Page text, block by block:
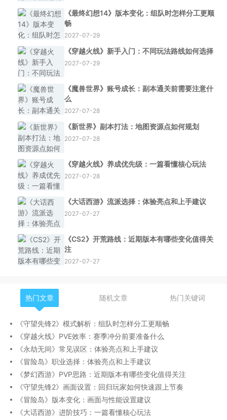
《最终幻想14》版本变化：组队时怎样分工更顺
畅
2027-07-29
《穿越火线》新手入门：不同玩法路线如何选择
2027-07-29
《魔兽世界》账号成长：副本通关前需要注意什
么
2027-07-28
《新世界》副本打法：地图资源点如何规划
2027-07-28
《穿越火线》养成优先级：一篇看懂核心玩法
2027-07-28
《大话西游》流派选择：体验亮点和上手建议
2027-07-27
《CS2》开荒路线：近期版本有哪些变化值得关
注
2027-07-27
热门文章 随机文章 热门关键词
《守望先锋2》模式解析：组队时怎样分工更顺畅
《穿越火线》PVE效率：赛季冲分前要准备什么
《永劫无间》常见误区：体验亮点和上手建议
《冒险岛》职业选择：体验亮点和上手建议
《梦幻西游》PVP思路：近期版本有哪些变化值得关注
《守望先锋2》画面设置：回归玩家如何快速跟上节奏
《冒险岛》版本变化：画面与性能设置建议
《大话西游》进阶技巧：一篇看懂核心玩法